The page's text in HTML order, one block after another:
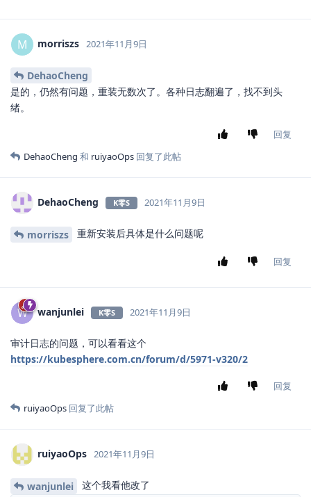
M morriszs 2021年11月9日
DehaoCheng
是的，仍然有问题，重装无数次了。各种日志翻遍了，找不到头
绪。
回复
DehaoCheng 和 ruiyaoOps 回复了此帖
DehaoCheng K零S 2021年11月9日
morriszs 重新安装后具体是什么问题呢
回复
W wanjunlei K零S 2021年11月9日
审计日志的问题，可以看看这个
https://kubesphere.com.cn/forum/d/5971-v320/2
回复
ruiyaoOps 回复了此帖
ruiyaoOps 2021年11月9日
wanjunlei 这个我看他改了